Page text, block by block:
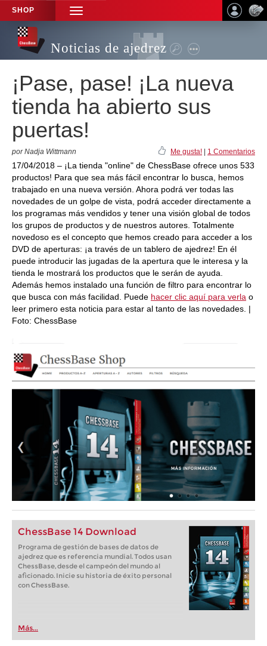
SHOP
TOGGLE
NAVIGATION
Noticias de ajedrez
¡Pase, pase! ¡La nueva
tienda ha abierto sus
puertas!
por Nadja Wittmann Me gusta! 1 Comentarios
17/04/2018 – ¡La tienda "online" de ChessBase ofrece unos 533
productos! Para que sea más fácil encontrar lo busca, hemos
trabajado en una nueva versión. Ahora podrá ver todas las
novedades de un golpe de vista, podrá acceder directamente a
los programas más vendidos y tener una visión global de todos
los grupos de productos y de nuestros autores. Totalmente
novedoso es el concepto que hemos creado para acceder a los
DVD de aperturas: ¡a través de un tablero de ajedrez! En él
puede introducir las jugadas de la apertura que le interesa y la
tienda le mostrará los productos que le serán de ayuda.
Además hemos instalado una función de filtro para encontrar lo
que busca con más facilidad. Puede hacer clic aquí para verla o
leer primero esta noticia para estar al tanto de las novedades. |
Foto: ChessBase
ChessBase 14 Download
Programa de gestión de bases de datos de
ajedrez que es referencia mundial. Todos usan
ChessBase, desde el campeón del mundo al
aficionado. Inicie su historia de éxito personal
con ChessBase.
Más...